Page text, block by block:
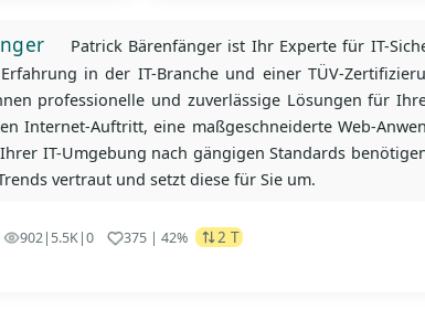
Patrick Bärenfänger ist Ihr Experte für IT-
in der IT-Branche und einer TÜV-
professionelle und zuverlässige Lösungen für
Internet-Auftritt, eine maßgeschneiderte Web-
IT-Umgebung nach gängigen Standards
vertraut und setzt diese für Sie um.
902| 5.5K|0 375| 42% 2 T